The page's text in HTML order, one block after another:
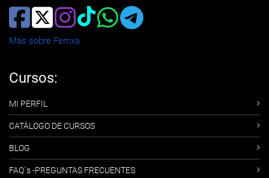
Más sobre Femxa
Cursos:
MI PERFIL
CATÁLOGO DE CURSOS
BLOG
FAQ´s -PREGUNTAS FRECUENTES